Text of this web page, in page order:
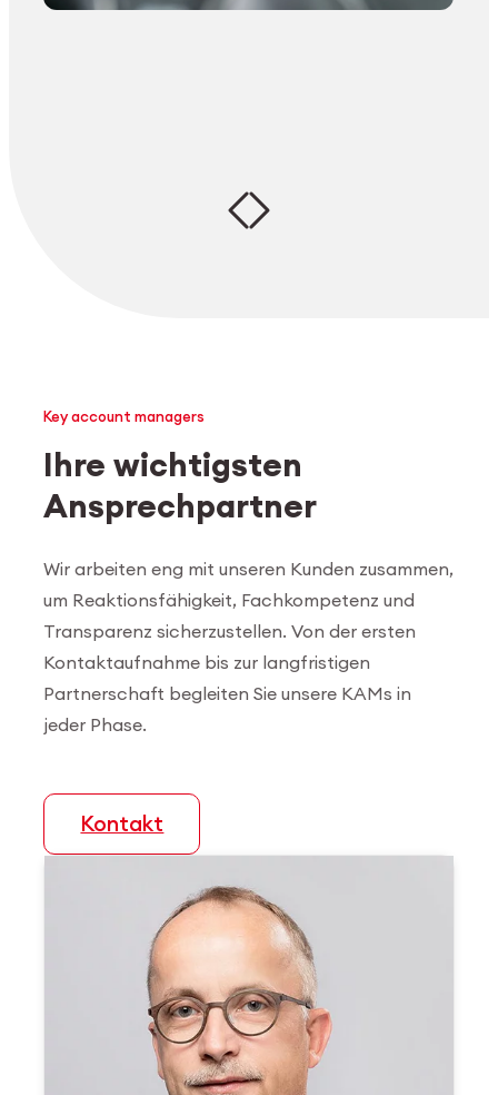
Key account managers
Ihre wichtigsten
Ansprechpartner
Wir arbeiten eng mit unseren Kunden zusammen,
um Reaktionsfähigkeit, Fachkompetenz und
Transparenz sicherzustellen. Von der ersten
Kontaktaufnahme bis zur langfristigen
Partnerschaft begleiten Sie unsere KAMs in
jeder Phase.
Kontakt